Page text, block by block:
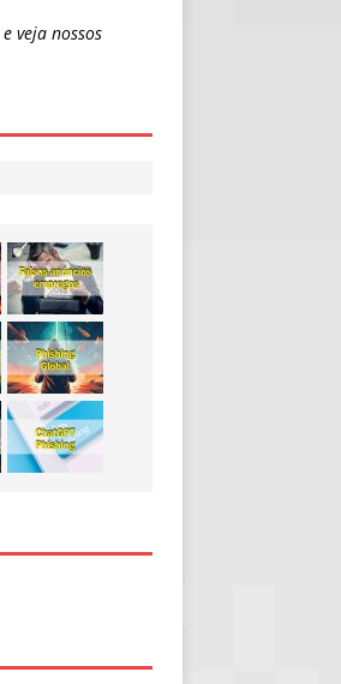
e veja nossos